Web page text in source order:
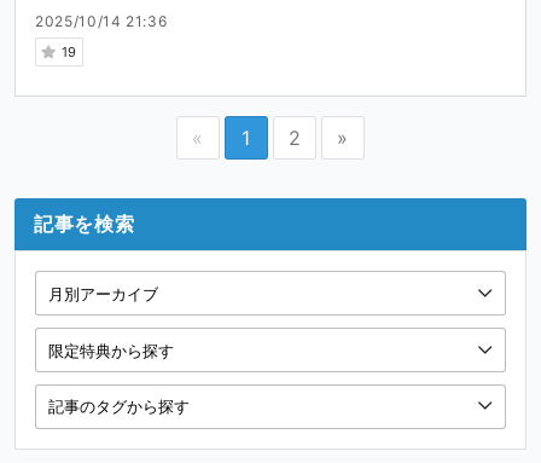
2025/10/14 21:36
19
« 1 2 »
記事を検索